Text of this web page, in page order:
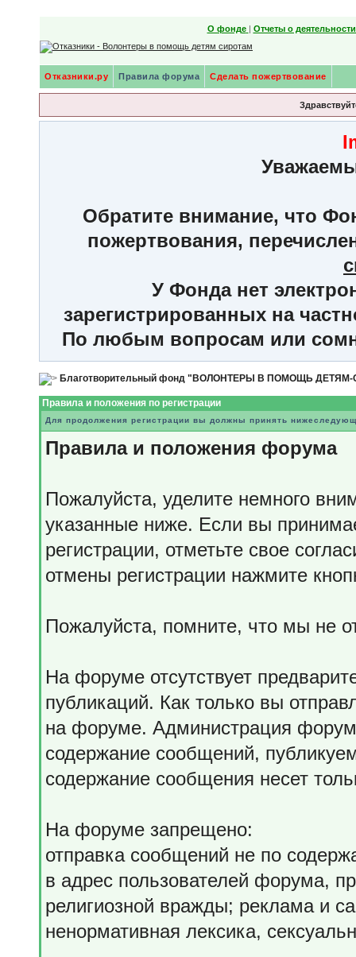
О фонде | Отчеты о
Отказники.ру Правила форума Сделать пожертвование
Обратите внимание, что
пожертвования,
У Фонда нет
зарегистрированных на
По любым вопросам или
Благотворительный фонд "ВОЛОНТЕРЫ В ПОМОЩЬ
Правила и положения по регистрации
Для продолжения регистрации вы должны принять
Правила и положения форума
Пожалуйста, уделите немного
указанные ниже. Если вы
регистрации, отметьте свое
отмены регистрации нажмите
Пожалуйста, помните, что мы не
На форуме отсутствует
публикаций. Как только вы
на форуме. Администрация
содержание сообщений,
содержание сообщения несет
На форуме запрещено:
отправка сообщений не по
в адрес пользователей форума,
религиозной вражды; реклама и
ненормативная лексика,